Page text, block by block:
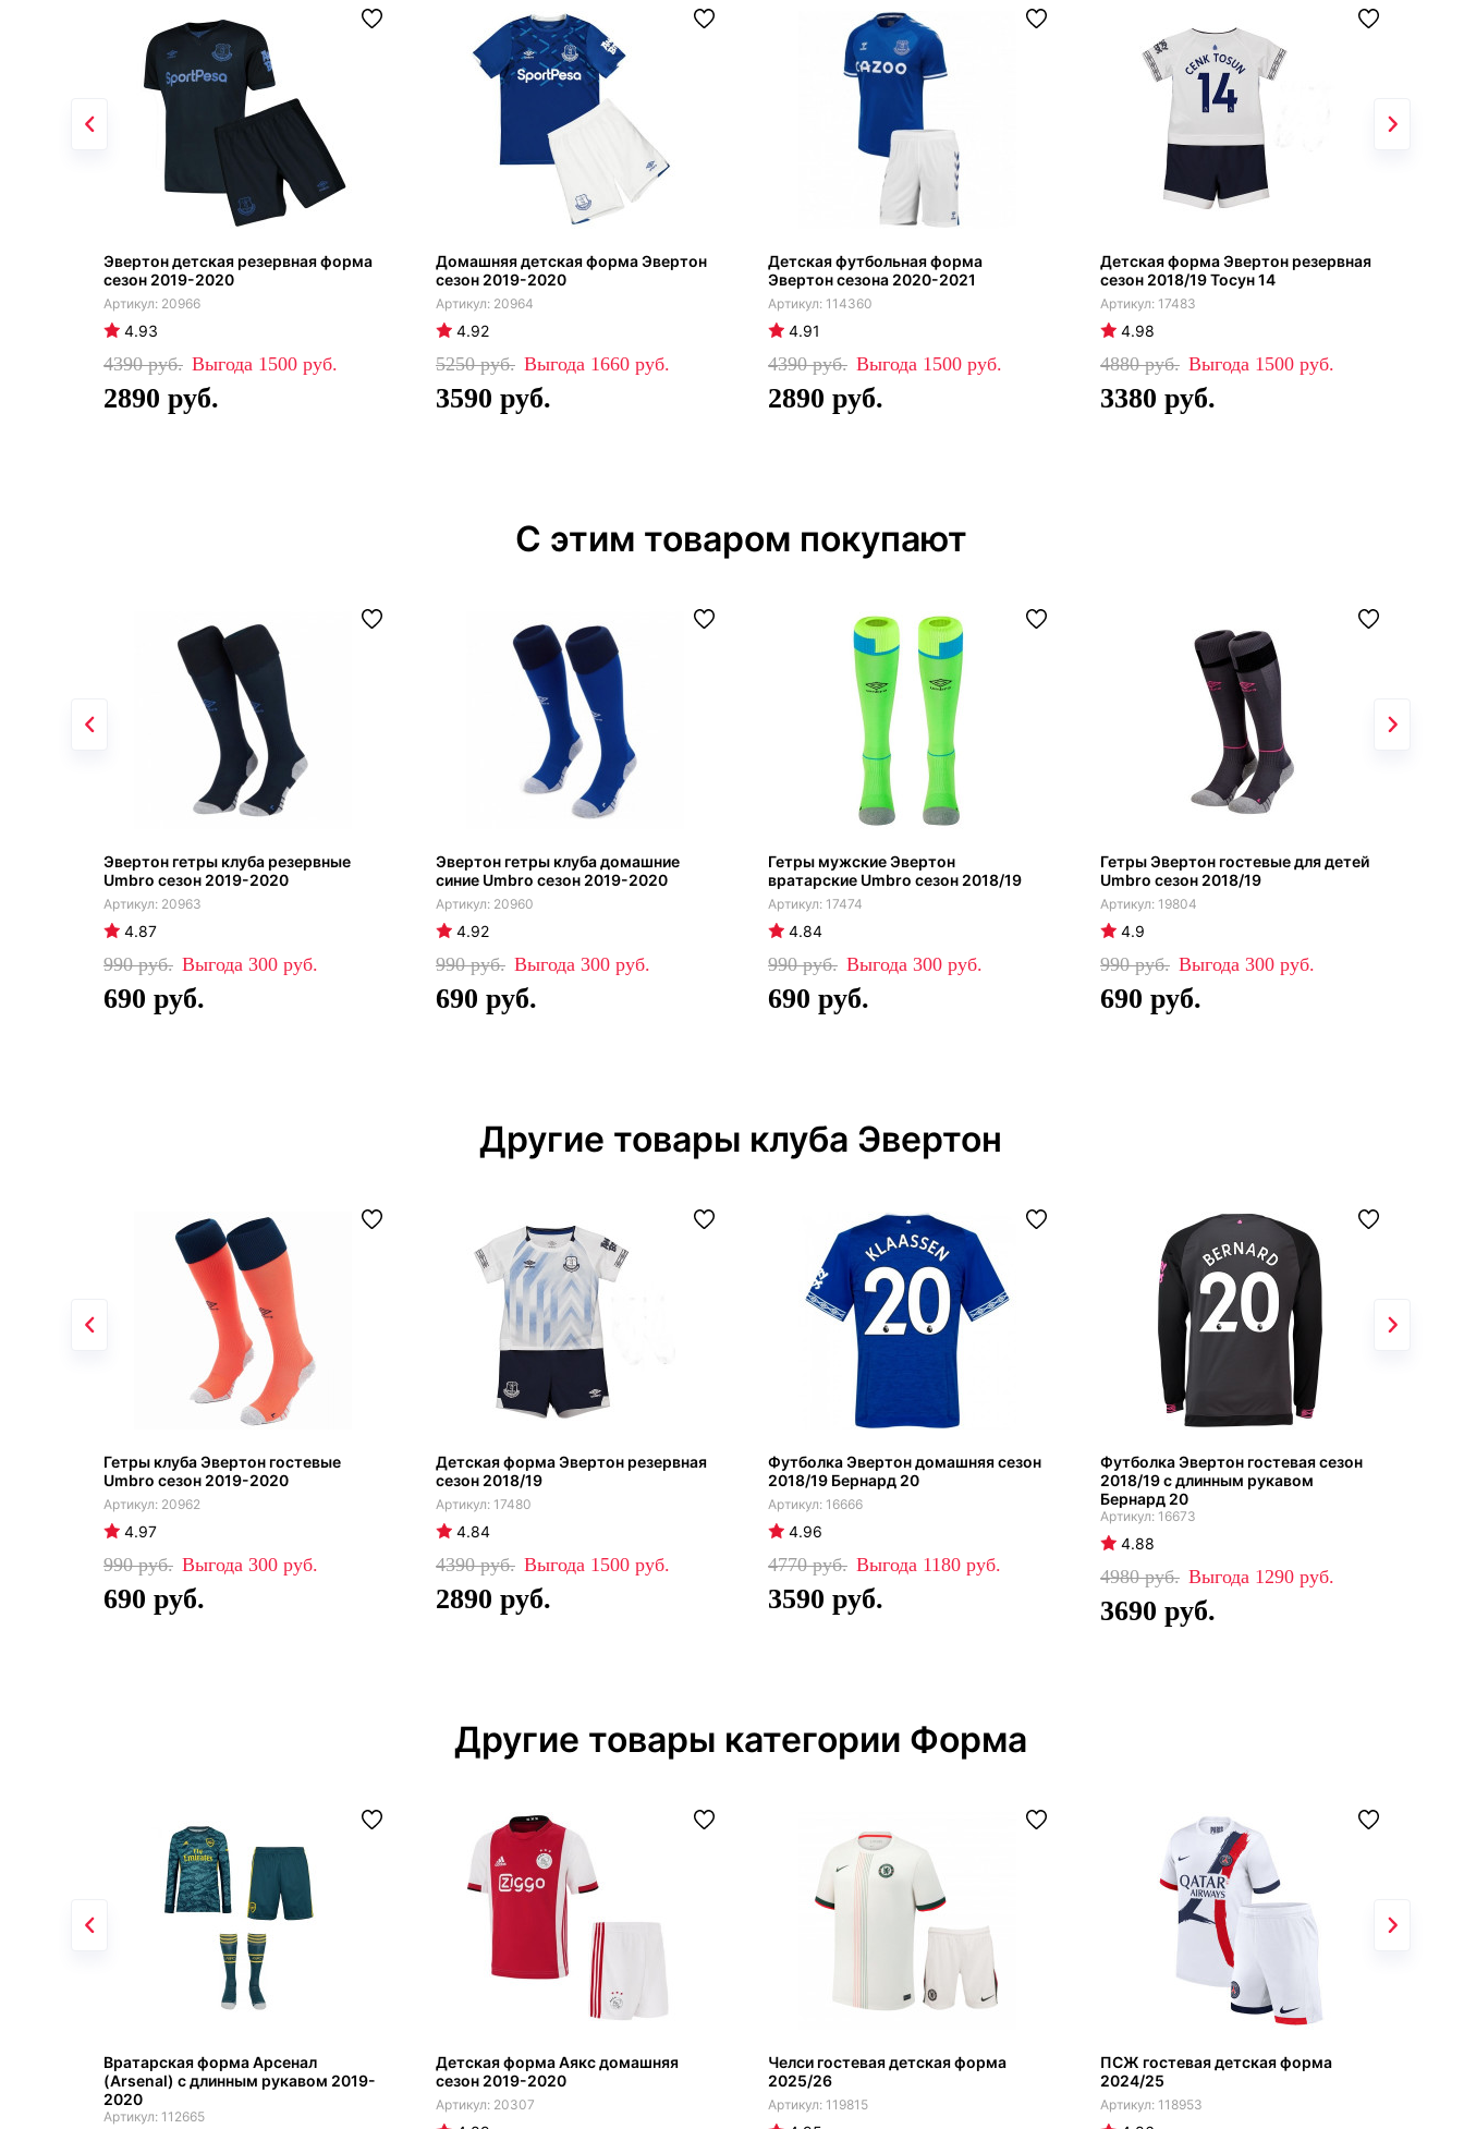
Эвертон детская резервная форма
сезон 2019-2020
20966
4.93
4390 1500
2890
Домашняя детская форма Эвертон
сезон 2019-2020
20964
4.92
5250 1660
3590
Детская футбольная форма
Эвертон сезона 2020-2021
114360
4.91
4390 1500
2890
Детская форма Эвертон резервная
сезон 2018/19 Тосун 14
17483
4.98
4880 1500
3380
С этим товаром покупают
Эвертон гетры клуба резервные
Umbro сезон 2019-2020
20963
4.87
990 300
690
Эвертон гетры клуба домашние
синие Umbro сезон 2019-2020
20960
4.92
990 300
690
Гетры мужские Эвертон
вратарские Umbro сезон 2018/19
17474
4.84
990 300
690
Гетры Эвертон гостевые для детей
Umbro сезон 2018/19
19804
4.9
990 300
690
Другие товары клуба Эвертон
Гетры клуба Эвертон гостевые
Umbro сезон 2019-2020
20962
4.97
990 300
690
Детская форма Эвертон резервная
сезон 2018/19
17480
4.84
4390 1500
2890
Футболка Эвертон домашняя сезон
2018/19 Бернард 20
16666
4.96
4770 1180
3590
Футболка Эвертон гостевая сезон
2018/19 с длинным рукавом
Бернард 20
16673
4.88
4980 1290
3690
Другие товары категории Форма
Вратарская форма Арсенал
(Arsenal) с длинным рукавом 2019-
2020
112665
Детская форма Аякс домашняя
сезон 2019-2020
20307
Челси гостевая детская форма
2025/26
119815
ПСЖ гостевая детская форма
2024/25
118953